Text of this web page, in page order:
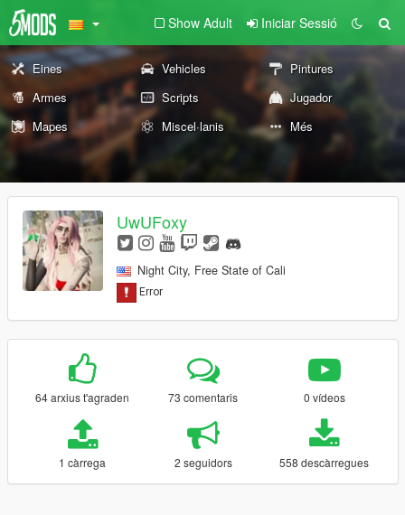
Show Adult Iniciar Sessió
Eines Vehicles
Pintures
Armes
Scripts
Jugador
Mapes
Miscel·lanis Més
UwUFoxy
Night City, Free State of Cali
64 arxius t'agraden 73 comentaris 0 vídeos
1 càrrega 2 seguidors 558 descàrregues